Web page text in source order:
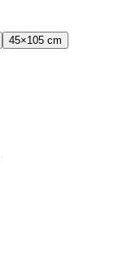
45×105 cm